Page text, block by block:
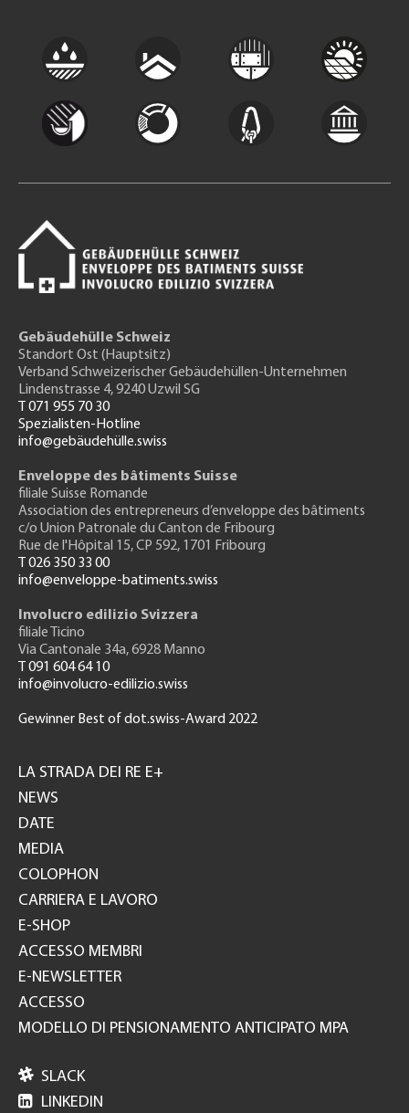
Gebäudehülle Schweiz
Standort Ost (Hauptsitz)
Verband Schweizerischer Gebäudehüllen-Unternehmen
Lindenstrasse 4, 9240 Uzwil SG
T 071 955 70 30
Spezialisten-Hotline
info@gebäudehülle.swiss
Enveloppe des bâtiments Suisse
filiale Suisse Romande
Association des entrepreneurs d’enveloppe des bâtiments
c/o Union Patronale du Canton de Fribourg
Rue de l'Hôpital 15, CP 592, 1701 Fribourg
T 026 350 33 00
info@enveloppe-batiments.swiss
Involucro edilizio Svizzera
filiale Ticino
Via Cantonale 34a, 6928 Manno
T 091 604 64 10
info@involucro-edilizio.swiss
Gewinner Best of dot.swiss-Award 2022
GH
LA STRADA DEI RE E+
NEWS
DATE
MEDIA
COLOPHON
CARRIERA E LAVORO
E-SHOP
ACCESSO MEMBRI
E-NEWSLETTER
ACCESSO
MODELLO DI PENSIONAMENTO ANTICIPATO MPA
 SLACK
 LINKEDIN